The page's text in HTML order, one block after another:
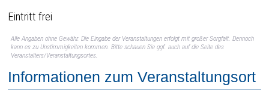
Eintritt frei
Alle Angaben ohne Gewähr. Die Eingabe der Veranstaltungen erfolgt mit großer Sorgfalt. Dennoch
kann es zu Unstimmigkeiten kommen. Bitte schauen Sie ggf. auch auf die Seite des
Veranstalters/Veranstaltungsortes.
Informationen zum Veranstaltungsort